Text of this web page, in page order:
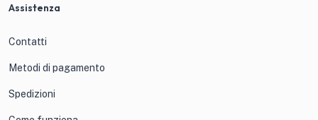
Assistenza
Contatti
Metodi di pagamento
Spedizioni